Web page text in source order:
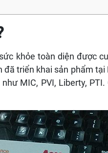
khỏe toàn diện được
triển khai sản phẩm tại
MIC, PVI, Liberty,